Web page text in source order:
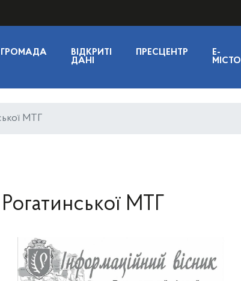
ГРОМАДА
ВІДКРИТІ
ДАНІ
ПРЕСЦЕНТР
E-
МІСТО
МТГ
МТГ